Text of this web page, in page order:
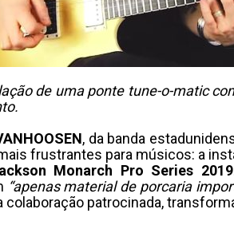
de uma ponte tune-o-matic
, da banda
frustrantes para músicos: a
Monarch Pro Series 2019
“apenas material de porcaria
colaboração patrocinada,